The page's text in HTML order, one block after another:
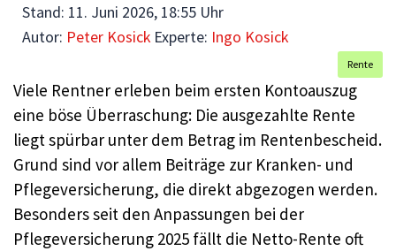
Stand: 11. Juni 2026, 18:55 Uhr
Autor: Peter Kosick Experte: Ingo Kosick
Rente
Viele Rentner erleben beim ersten Kontoauszug
eine böse Überraschung: Die ausgezahlte Rente
liegt spürbar unter dem Betrag im Rentenbescheid.
Grund sind vor allem Beiträge zur Kranken- und
Pflegeversicherung, die direkt abgezogen werden.
Besonders seit den Anpassungen bei der
Pflegeversicherung 2025 fällt die Netto-Rente oft